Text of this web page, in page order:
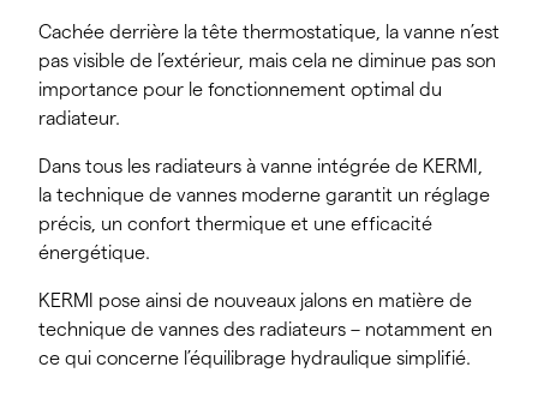
Cachée derrière la tête thermostatique, la vanne n’est
pas visible de l’extérieur, mais cela ne diminue pas son
importance pour le fonctionnement optimal du
radiateur.
Dans tous les radiateurs à vanne intégrée de KERMI,
la technique de vannes moderne garantit un réglage
précis, un confort thermique et une efficacité
énergétique.
KERMI pose ainsi de nouveaux jalons en matière de
technique de vannes des radiateurs – notamment en
ce qui concerne l’équilibrage hydraulique simplifié.